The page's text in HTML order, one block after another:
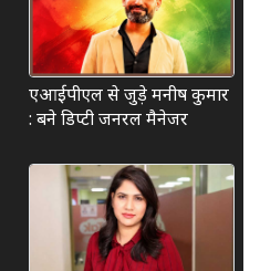
एआईपीएल से जुड़े मनीष कुमार
: बने डिप्टी जनरल मैनेजर